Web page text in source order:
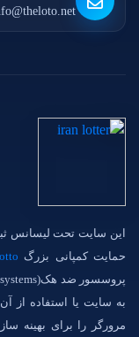
این سایت تحت لیسانس
حمایت کمپانی بزرگ
به سایت یا استفاده از
مرورگر را برای بهینه